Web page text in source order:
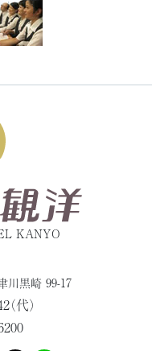
KANYO
川黒崎 99-17
代）